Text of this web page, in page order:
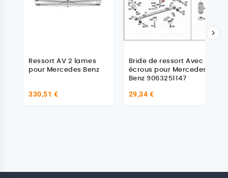
Ressort AV 2 lames
pour Mercedes Benz
330,51 €
Bride de ressort Avec
écrous pour Mercedes
Benz 9063251147
29,34 €
